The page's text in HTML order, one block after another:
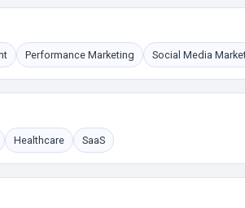
Performance Marketing Social Media
Healthcare SaaS